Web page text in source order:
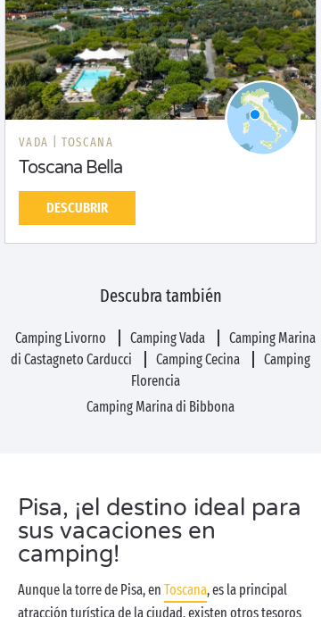
VADA | TOSCANA
Toscana Bella
DESCUBRIR
Descubra también
Camping Livorno Camping Vada
Camping Marina
di Castagneto Carducci
Camping Cecina
Camping
Florencia
Camping Marina di Bibbona
Pisa, ¡el destino ideal para
sus vacaciones en
camping!
Aunque la torre de Pisa, en Toscana, es la principal
atracción turística de la ciudad, existen otros tesoros